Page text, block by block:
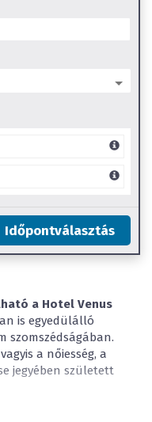
Időpontválasztás
a Hotel Venus
is egyedülálló
szomszédságában.
a nőiesség, a
jegyében született